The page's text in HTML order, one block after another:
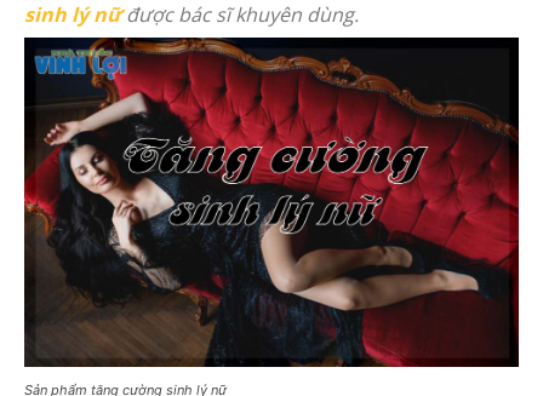
sinh lý nữđược bác sĩ khuyên dùng.
Sản phẩm tăng cường sinh lý nữ